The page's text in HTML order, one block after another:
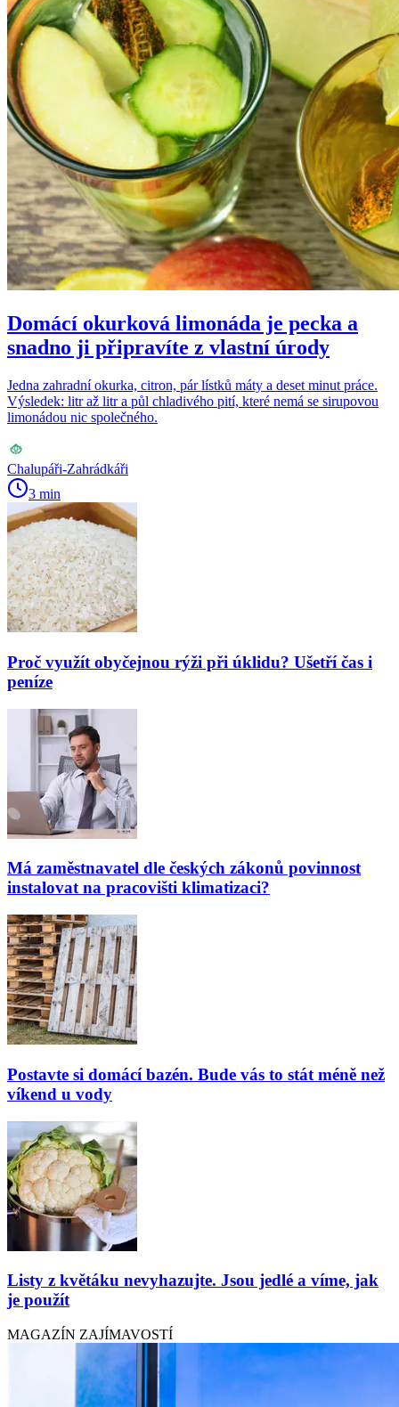
Domácí okurková limonáda je pecka a
snadno ji připravíte z vlastní úrody
Jedna zahradní okurka, citron, pár lístků máty a deset minut práce.
Výsledek: litr až litr a půl chladivého pití, které nemá se sirupovou
limonádou nic společného.
Chalupáři-Zahrádkáři
3 min
Proč využít obyčejnou rýži při úklidu? Ušetří čas i
peníze
Má zaměstnavatel dle českých zákonů povinnost
instalovat na pracovišti klimatizaci?
Postavte si domácí bazén. Bude vás to stát méně než
víkend u vody
Listy z květáku nevyhazujte. Jsou jedlé a víme, jak
je použít
MAGAZÍN ZAJÍMAVOSTÍ